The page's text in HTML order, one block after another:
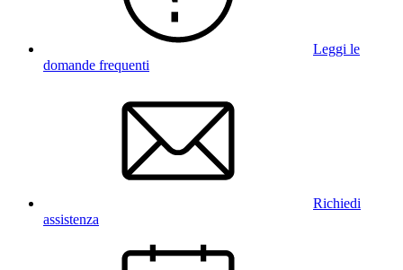
Leggi le
domande frequenti
Richiedi
assistenza